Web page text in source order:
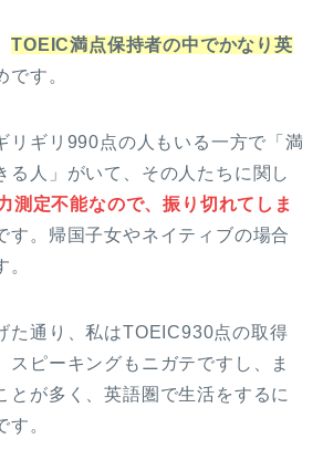
TOEIC満点保持者の中でかなり英
です。
リギリ990点の人もいる一方で「満
る人」がいて、その人たちに関し
測定不能なので、振り切れてしま
す。帰国子女やネイティブの場合
た通り、私はTOEIC930点の取得
スピーキングもニガテですし、ま
とが多く、英語圏で生活をするに
す。